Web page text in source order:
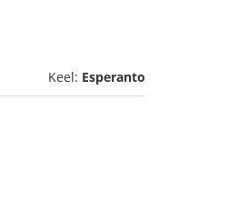
Keel: Esperanto